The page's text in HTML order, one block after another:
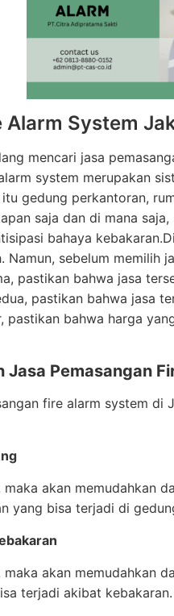
Alarm System
mencari jasa
system merupakan
gedung perkantoran,
saja dan di mana
bahaya
sebelum memilih
pastikan bahwa jasa
pastikan bahwa jasa
pastikan bahwa harga
Jasa Pemasangan
fire alarm system
akan memudahkan
yang bisa terjadi di
akan memudahkan
terjadi akibat kebakaran.